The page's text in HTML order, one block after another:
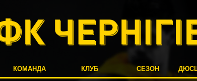
КОМАНДА КЛУБ СЕЗОН